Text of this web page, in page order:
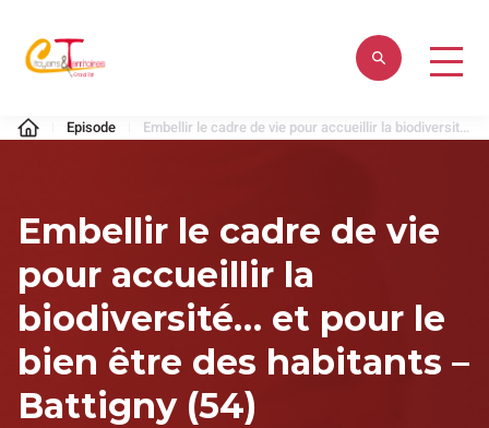
contenu
Citoyens
&
Episode Embellir le cadre de vie pour accueillir la biodiversité… et pour le bien être des habitants – Battigny (54)
Embellir le cadre de vie
pour accueillir la
biodiversité… et pour le
bien être des habitants –
Battigny (54)